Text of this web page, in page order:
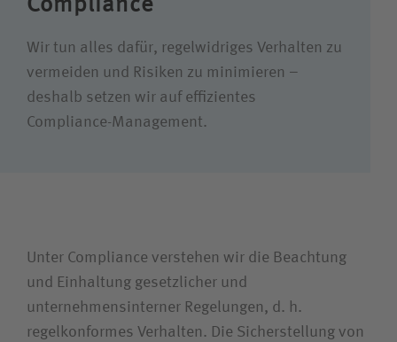
Suchwert
Patientin / Patient
Besucherin / Besucher
Wir tun alles dafür, regelwidriges Verhalten zu
vermeiden und Risiken zu minimieren –
deshalb setzen wir auf effizientes
Compliance-Management.
Unter Compliance verstehen wir die Beachtung
und Einhaltung gesetzlicher und
unternehmensinterner Regelungen, d. h.
regelkonformes Verhalten. Die Sicherstellung von